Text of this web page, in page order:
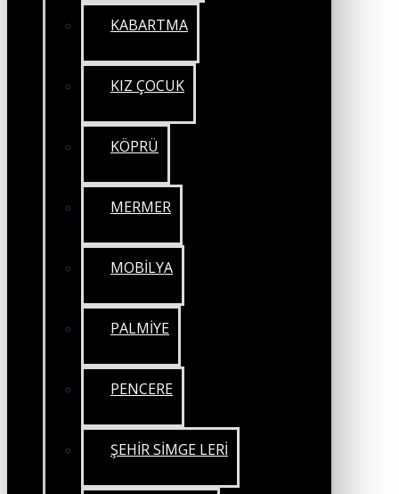
KABARTMA
KIZ ÇOCUK
KÖPRÜ
MERMER
MOBİLYA
PALMİYE
PENCERE
ŞEHİR SİMGE LERİ